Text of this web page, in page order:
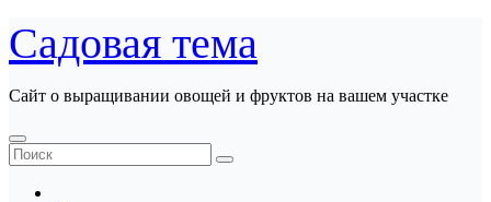
Перейти
к
содержанию
Садовая тема
Сайт о выращивании овощей и фруктов на вашем участке